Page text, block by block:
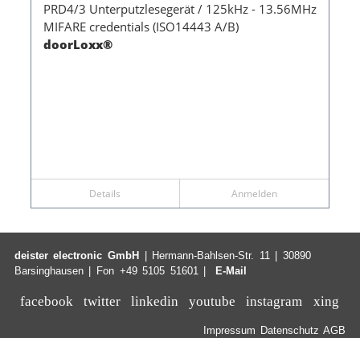
PRD4/3 Unterputzlesegerät / 125kHz - 13.56MHz
MIFARE credentials (ISO14443 A/B)
doorLoxx®
Details Anmelden
deister electronic GmbH
| Hermann-Bahlsen-Str. 11 | 30890
Barsinghausen | Fon +49 5105 51601 |
E-Mail
facebook twitter linkedin youtube instagram xing
Impressum Datenschutz AGB